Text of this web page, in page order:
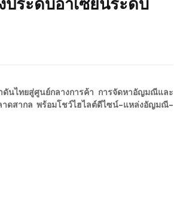
ดันไทยสู่ศูนย์กลางการค้า การจัดหาอัญมณีและ
ดสากล พร้อมโชว์ไฮไลต์ดีไซน์–แหล่งอัญมณี–